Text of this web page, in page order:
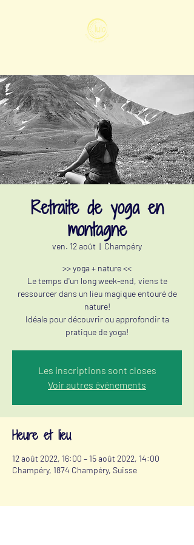
Retraite de yoga en
montagne
ven. 12 août
  |
Champéry
>> yoga + nature <<
Le temps d'un long week-end, viens te
ressourcer dans un lieu magique entouré de
nature!
Idéale pour découvrir ou approfondir ta
pratique de yoga!
Les inscriptions sont closes
Voir autres événements
Heure et lieu
12 août 2022, 16:00 – 15 août 2022, 14:00
Champéry, 1874 Champéry, Suisse